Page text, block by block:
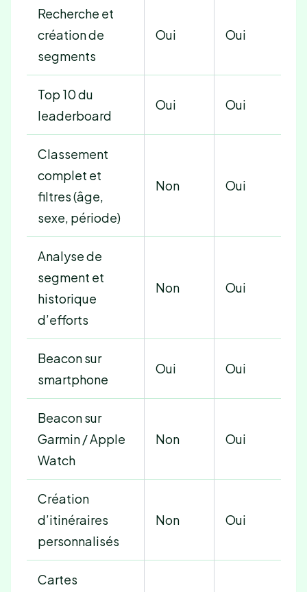
Recherche et
création de
segments
Oui Oui
Top 10 du
leaderboard
Oui Oui
Classement
complet et
filtres (âge,
sexe, période)
Non Oui
Analyse de
segment et
historique
d’efforts
Non Oui
Beacon sur
smartphone
Oui Oui
Beacon sur
Garmin / Apple
Watch
Non Oui
Création
d’itinéraires
personnalisés
Non Oui
Cartes